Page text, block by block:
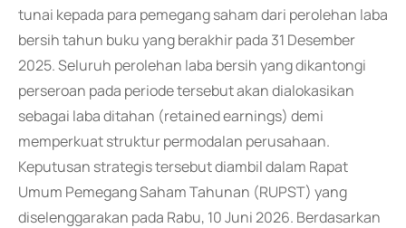
tunai kepada para pemegang saham dari perolehan laba
bersih tahun buku yang berakhir pada 31 Desember
2025. Seluruh perolehan laba bersih yang dikantongi
perseroan pada periode tersebut akan dialokasikan
sebagai laba ditahan (retained earnings) demi
memperkuat struktur permodalan perusahaan.
Keputusan strategis tersebut diambil dalam Rapat
Umum Pemegang Saham Tahunan (RUPST) yang
diselenggarakan pada Rabu, 10 Juni 2026. Berdasarkan